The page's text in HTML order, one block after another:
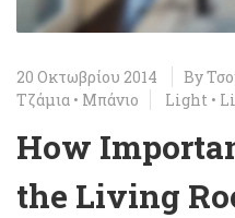
20 Οκτωβρίου 2014 By
Τζάμια • Μπάνιο Light •
How
the Living